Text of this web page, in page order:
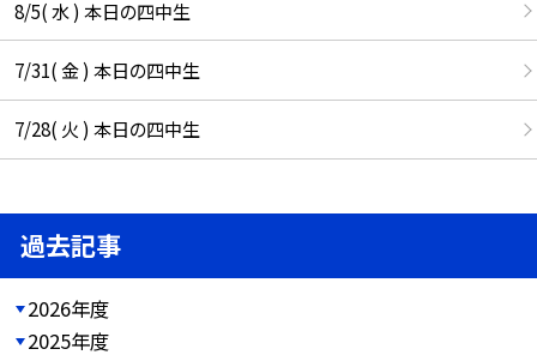
8/5( 水 ) 本日の四中生
7/31( 金 ) 本日の四中生
7/28( 火 ) 本日の四中生
過去記事
2026年度
2025年度